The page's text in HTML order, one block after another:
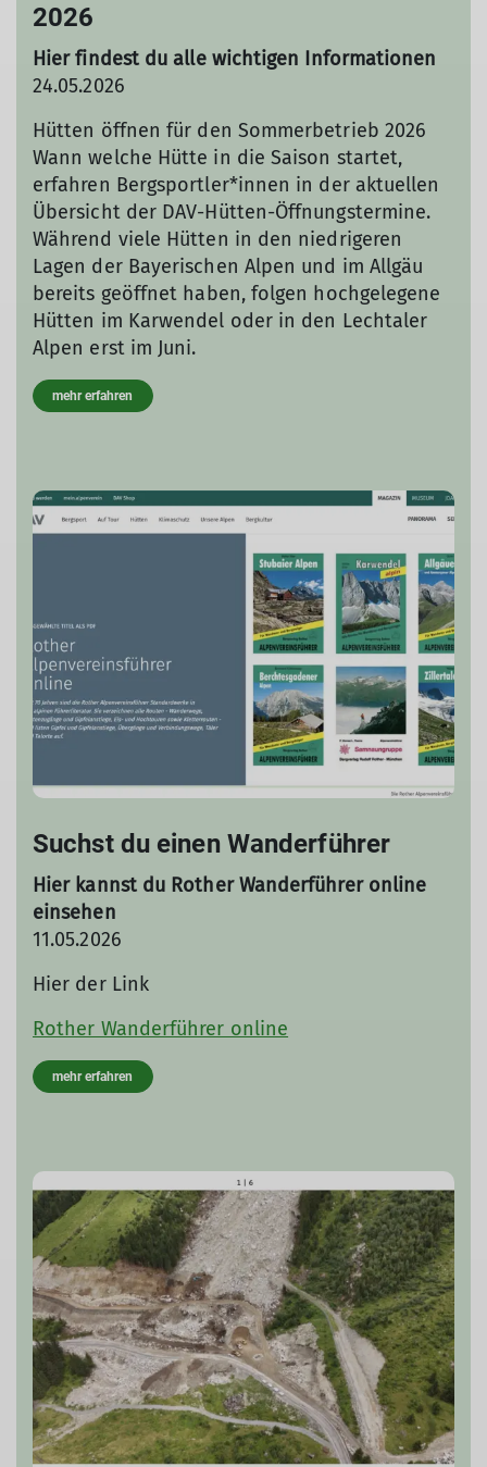
2026
Hier findest du alle wichtigen Informationen
24.05.2026
Hütten öffnen für den Sommerbetrieb 2026
Wann welche Hütte in die Saison startet,
erfahren Bergsportler*innen in der aktuellen
Übersicht der DAV-Hütten-Öffnungstermine.
Während viele Hütten in den niedrigeren
Lagen der Bayerischen Alpen und im Allgäu
bereits geöffnet haben, folgen hochgelegene
Hütten im Karwendel oder in den Lechtaler
Alpen erst im Juni.
mehr erfahren
Suchst du einen Wanderführer
Hier kannst du Rother Wanderführer online
einsehen
11.05.2026
Hier der Link
Rother Wanderführer online
mehr erfahren